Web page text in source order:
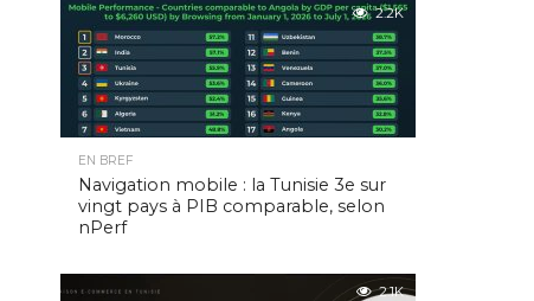
2.2K
EN BREF
Navigation mobile : la Tunisie 3e sur
vingt pays à PIB comparable, selon
nPerf
2.1K